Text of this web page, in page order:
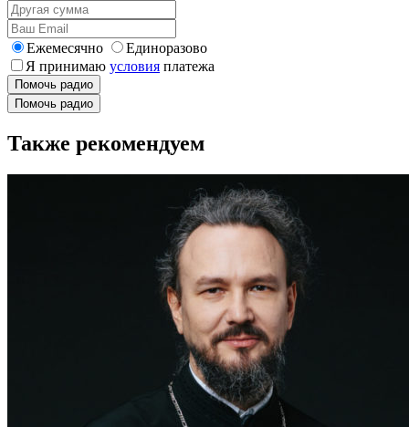
Ежемесячно
Единоразово
Я принимаю условия платежа
Помочь радио
Помочь радио
Также рекомендуем